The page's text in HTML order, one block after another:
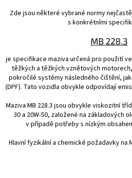
Zde jsou některé vybrané normy
s konkrétními
MB 228.3
je specifikace maziva určená pro použití
těžkých a těžkých vznětových
pokročilé systémy následného čištění,
(DPF). Tato vozidla obvykle odpovídají
Maziva MB 228.3 jsou obvykle viskozitní
30 a 20W-50, založené na základových
v případě potřeby s nízkým
Hlavní fyzikální a chemické požadavky na